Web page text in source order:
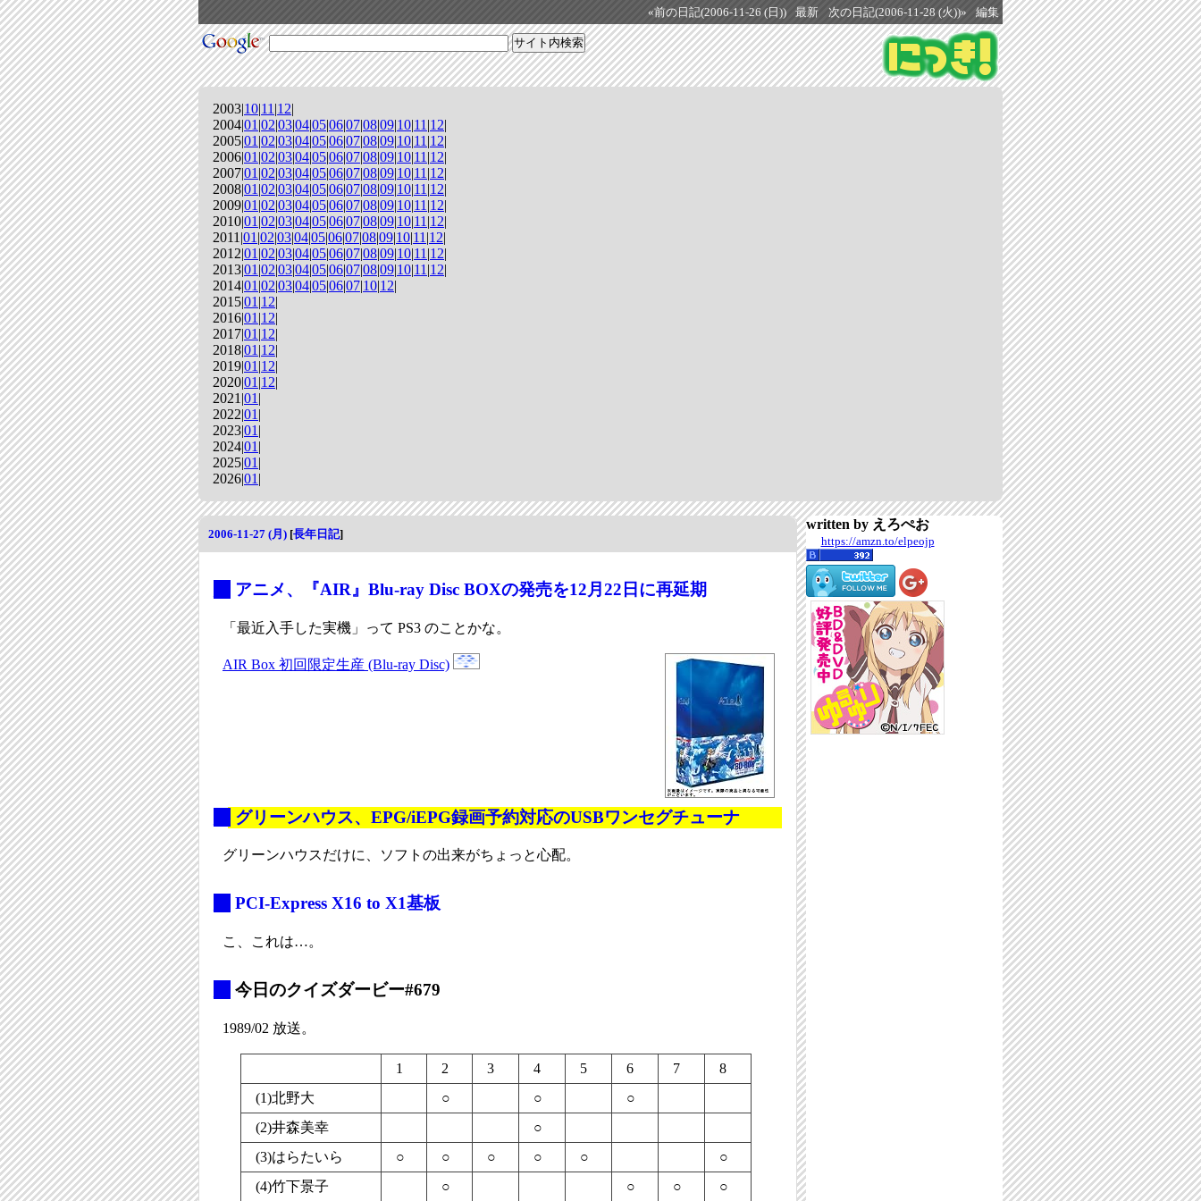
«前の日記(2006-11-26 (日)) 最新 次の日記(2006-11-28 (火))» 編集
2003|10|11 |12|
2004|01 |02|03|04|05|06|07|08|09|10|11 |12|
2005|01 |02|03|04|05|06|07|08|09|10|11 |12|
2006|01 |02|03|04|05|06|07|08|09|10|11 |12|
2007|01 |02|03|04|05|06|07|08|09|10|11 |12|
2008|01 |02|03|04|05|06|07|08|09|10|11 |12|
2009|01 |02|03|04|05|06|07|08|09|10|11 |12|
2010|01 |02|03|04|05|06|07|08|09|10|11 |12|
2011|01 |02|03|04|05|06|07|08|09|10|11 |12|
2012|01 |02|03|04|05|06|07|08|09|10|11 |12|
2013|01 |02|03|04|05|06|07|08|09|10|11 |12|
2014|01 |02|03|04|05|06|07|10|12|
2015|01 |12|
2016|01 |12|
2017|01 |12|
2018|01 |12|
2019|01 |12|
2020|01 |12|
2021|01 |
2022|01 |
2023|01 |
2024|01 |
2025|01 |
2026|01 |
2006-11-27 (月) [長年日記]
アニメ、『AIR』Blu-ray Disc BOXの発売を12月22日に再延期
「最近入手した実機」って PS3 のことかな。
AIR Box 初回限定生産 (Blu-ray Disc)
グリーンハウス、EPG/iEPG録画予約対応のUSBワンセグチューナ
グリーンハウスだけに、ソフトの出来がちょっと心配。
PCI-Express X16 to X1基板
こ、これは…。
今日のクイズダービー#679
1989/02 放送。
1 2 3 4 5 6 7
8
(1)北野大
○ ○
○
(2)井森美幸
○
(3)はらたいら
○ ○ ○ ○ ○
○
(4)竹下景子
○ ○ ○ ○
written by えろぺお
https://amzn.to/elpeojp